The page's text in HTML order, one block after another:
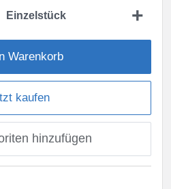
Einzelstück +
Warenkorb
kaufen
hinzufügen